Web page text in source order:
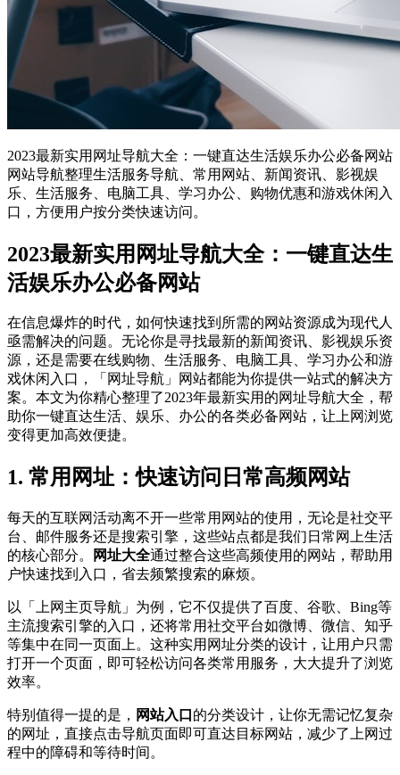
2023最新实用网址导航大全：一键直达生活娱乐办公必备网站
网站导航整理生活服务导航、常用网站、新闻资讯、影视娱
乐、生活服务、电脑工具、学习办公、购物优惠和游戏休闲入
口，方便用户按分类快速访问。
2023最新实用网址导航大全：一键直达生
活娱乐办公必备网站
在信息爆炸的时代，如何快速找到所需的网站资源成为现代人
亟需解决的问题。无论你是寻找最新的新闻资讯、影视娱乐资
源，还是需要在线购物、生活服务、电脑工具、学习办公和游
戏休闲入口，「网址导航」网站都能为你提供一站式的解决方
案。本文为你精心整理了2023年最新实用的网址导航大全，帮
助你一键直达生活、娱乐、办公的各类必备网站，让上网浏览
变得更加高效便捷。
1. 常用网址：快速访问日常高频网站
每天的互联网活动离不开一些常用网站的使用，无论是社交平
台、邮件服务还是搜索引擎，这些站点都是我们日常网上生活
的核心部分。
网址大全通过整合这些高频使用的网站，帮助用
户快速找到入口，省去频繁搜索的麻烦。
以「上网主页导航」为例，它不仅提供了百度、谷歌、Bing等
主流搜索引擎的入口，还将常用社交平台如微博、微信、知乎
等集中在同一页面上。这种实用网址分类的设计，让用户只需
打开一个页面，即可轻松访问各类常用服务，大大提升了浏览
效率。
特别值得一提的是， 网站入口 的分类设计，让你无需记忆复杂
的网址，直接点击导航页面即可直达目标网站，减少了上网过
程中的障碍和等待时间。